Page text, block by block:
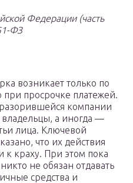
Федерации (часть
ФЗ
возникает только по
просрочке платежей.
компании
а иногда —
лица. Ключевой
что их действия
к краху. При этом пока
не обязан отдавать
средства и